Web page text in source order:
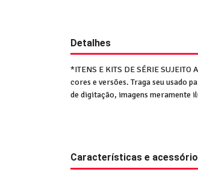
Detalhes
*ITENS E KITS DE SÉRIE
cores e versões. Traga seu usado
de digitação, imagens meramente
Características e